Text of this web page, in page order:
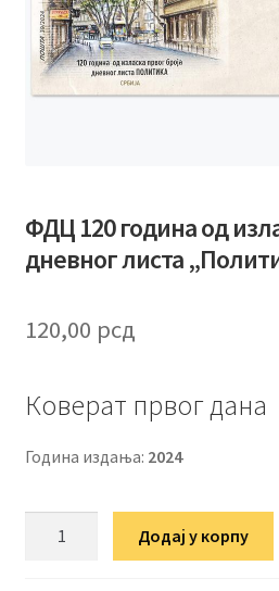
ФДЦ 120 година од
дневног листа
120,00 рсд
Коверат првог дана
Година издања: 2024
Додај у корпу